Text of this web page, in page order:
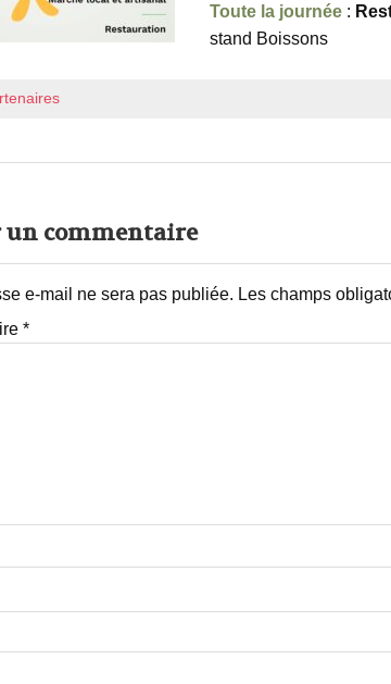
Toute la journée :
stand Boissons
un commentaire
e-mail ne sera pas publiée. Les champs
*